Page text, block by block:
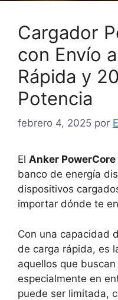
Cargador
con Envío
Rápida y
Potencia
febrero 4, 2025 por
El Anker
banco de energía
dispositivos
importar dónde te
Con una capacidad
de carga rápida, es
aquellos que
especialmente en
puede ser limitada,